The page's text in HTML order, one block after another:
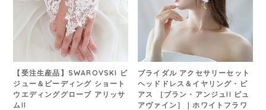
【受注生産品】SWAROVSKI ビ
ジュー＆ビーディング ショート
ウエディンググローブ アリッサ
ムII
ブライダル アクセサリーセット
ヘッドドレス＆イヤリング・ピ
アス ［ブラン・アンジュII ピュ
アヴァイン］｜ホワイトフラワ